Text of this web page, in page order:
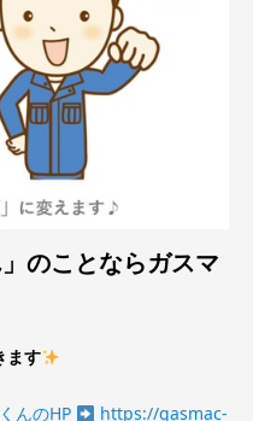
のことならガスマ
ます
んのHP
https://gasmac-